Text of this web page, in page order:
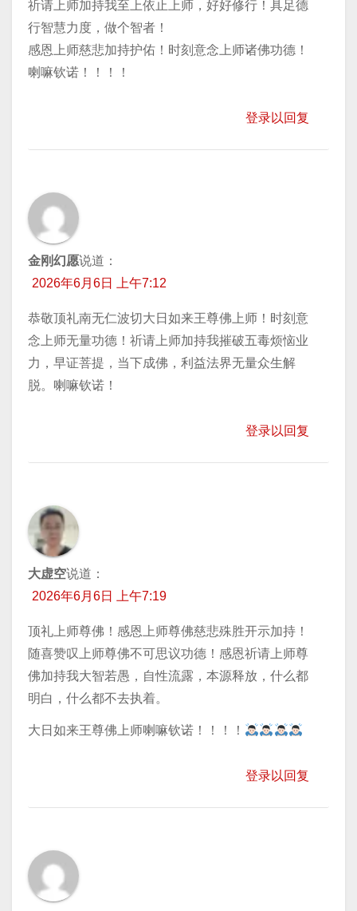
祈请上师加持我至上依止上师，好好修行！具足德
行智慧力度，做个智者！
感恩上师慈悲加持护佑！时刻意念上师诸佛功德！
喇嘛钦诺！！！！
登录以回复
金刚幻愿说道：
2026年6月6日 上午7:12
恭敬顶礼南无仁波切大日如来王尊佛上师！时刻意
念上师无量功德！祈请上师加持我摧破五毒烦恼业
力，早证菩提，当下成佛，利益法界无量众生解
脱。喇嘛钦诺！
登录以回复
大虚空说道：
2026年6月6日 上午7:19
顶礼上师尊佛！感恩上师尊佛慈悲殊胜开示加持！
随喜赞叹上师尊佛不可思议功德！感恩祈请上师尊
佛加持我大智若愚，自性流露，本源释放，什么都
明白，什么都不去执着。
大日如来王尊佛上师喇嘛钦诺！！！！
登录以回复